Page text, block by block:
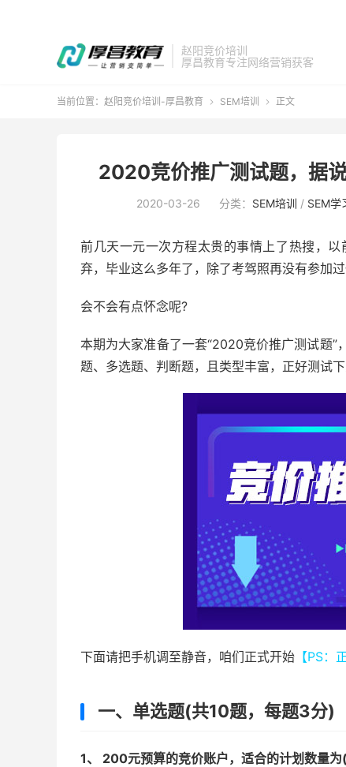
赵阳竞价培训
厚昌教育专注网络营销获客
当前位置： 赵阳竞价培训-厚昌教育  SEM培训  正文
2020竞价推广测试题，据
2020-03-26 分类： SEM培训 / SEM学
前几天一元一次方程太贵的事情上了热搜，
弃，毕业这么多年了，除了考驾照再没有参加过
会不会有点怀念呢?
本期为大家准备了一套“2020竞价推广测试题
题、多选题、判断题，且类型丰富，正好测试
下面请把手机调至静音，咱们正式开始 【PS：
一、单选题(共10题，每题3分)
1、 200元预算的竞价账户，适合的计划数量为